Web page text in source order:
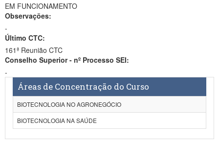
EM FUNCIONAMENTO
Observações:
-
Último CTC:
161ª Reunião CTC
Conselho Superior - nº Processo SEI:
-
Áreas de Concentração do Curso
BIOTECNOLOGIA NO AGRONEGÓCIO
BIOTECNOLOGIA NA SAÚDE